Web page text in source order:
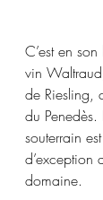
C’est en
vin
de Riesling,
du Penedès.
souterrain
d’exception
domaine.